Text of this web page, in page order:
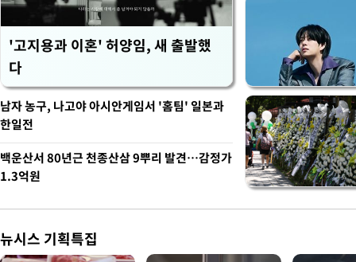
'고지용과 이혼' 허양임, 새 출발했
다
남자 농구, 나고야 아시안게임서 '홈팀' 일본과
한일전
백운산서 80년근 천종산삼 9뿌리 발견…감정가
1.3억원
뉴시스 기획특집